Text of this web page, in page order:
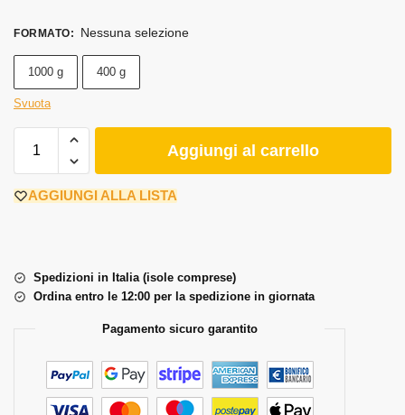
FORMATO: Nessuna selezione
1000 g 400 g
Svuota
Aggiungi al carrello
AGGIUNGI ALLA LISTA
Spedizioni in Italia (isole comprese)
Ordina entro le 12:00 per la spedizione in giornata
Pagamento sicuro garantito